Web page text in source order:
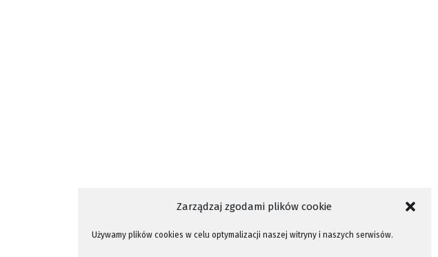
Zarządzaj zgodami plików cookie
Używamy plików cookies w celu optymalizacji naszej witryny i naszych serwisów.